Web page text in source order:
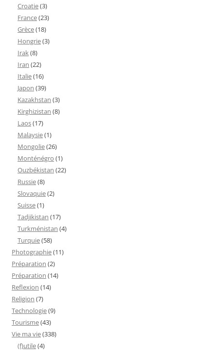
Croatie(3)
France(23)
Grèce(18)
Hongrie(3)
Irak(8)
Iran (22)
Italie(16)
Japon (39)
Kazakhstan (3)
Kirghizistan (8)
Laos(17)
Malaysie(1)
Mongolie(26)
Monténégro (1)
Ouzbékistan (22)
Russie(8)
Slovaquie(2)
Suisse(1)
Tadjikistan (17)
Turkménistan (4)
Turquie(58)
Photographie(11)
Préparation (2)
Préparation (14)
Reflexion (14)
Religion (7)
Technologie(9)
Tourisme(43)
Vie ma vie(338)
(f)utile(4)